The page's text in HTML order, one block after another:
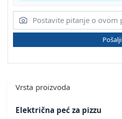
Pošalji
Vrsta proizvoda
Električna peć za pizzu